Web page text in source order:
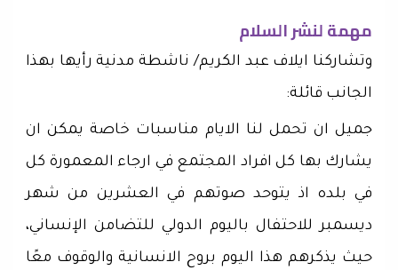
مهمة لنشر السلام
وتشاركنا ايلاف عبد الكريم/ ناشطة مدنية رأيها بهذا
الجانب قائلة:
جميل ان تحمل لنا الايام مناسبات خاصة يمكن ان
يشارك بها كل افراد المجتمع في ارجاء المعمورة كل
في بلده اذ يتوحد صوتهم في العشرين من شهر
ديسمبر للاحتفال باليوم الدولي للتضامن الإنساني،
حيث يذكرهم هذا اليوم بروح الانسانية والوقوف معًا